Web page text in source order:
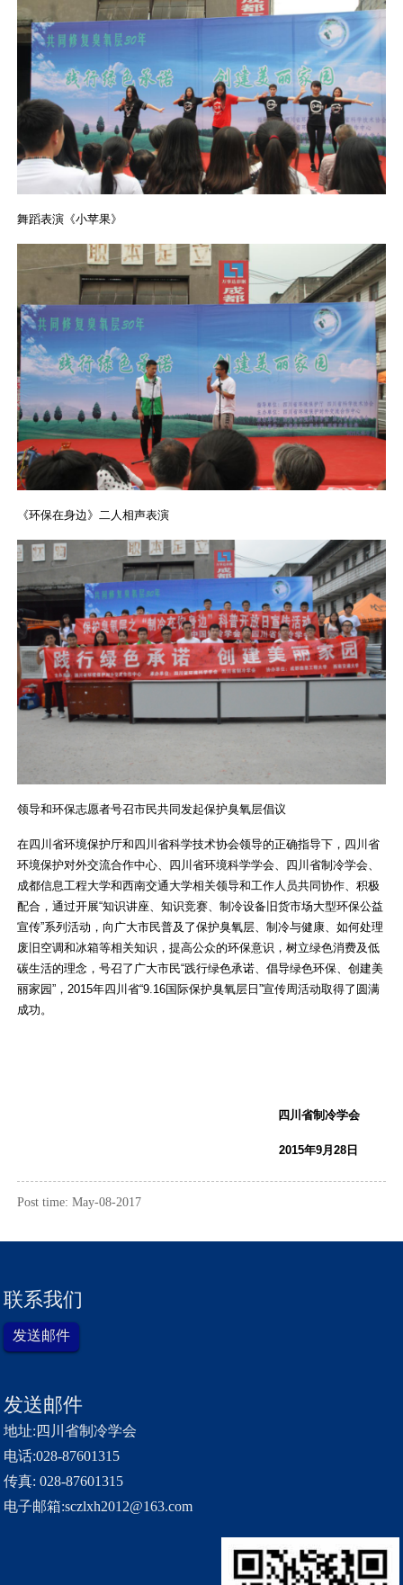
舞蹈表演《小苹果》
《环保在身边》二人相声表演
领导和环保志愿者号召市民共同发起保护臭氧层倡议
在四川省环境保护厅和四川省科学技术协会领导的正确指导下，四川省
环境保护对外交流合作中心、四川省环境科学学会、四川省制冷学会、
成都信息工程大学和西南交通大学相关领导和工作人员共同协作、积极
配合，通过开展“知识讲座、知识竞赛、制冷设备旧货市场大型环保公益
宣传”系列活动，向广大市民普及了保护臭氧层、制冷与健康、如何处理
废旧空调和冰箱等相关知识，提高公众的环保意识，树立绿色消费及低
碳生活的理念，号召了广大市民“践行绿色承诺、倡导绿色环保、创建美
丽家园”，2015年四川省“9.16国际保护臭氧层日”宣传周活动取得了圆满
成功。
四川省制冷学会
2015年9月28 日
Post time: May-08-2017
联系我们
发送邮件
发送邮件
地址:四川省制冷学会
电话:028-87601315
传真: 028-87601315
电子邮箱:sczlxh2012@163.com